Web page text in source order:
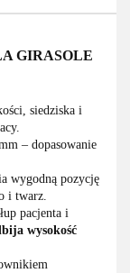
GIRASOLE
siedziska i
– dopasowanie
wygodną pozycję
i twarz.
pacjenta i
wysokość